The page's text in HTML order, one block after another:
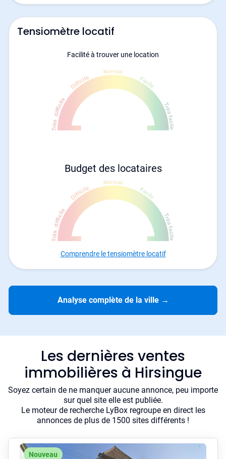
Tensiomètre locatif
Facilité à trouver une location
Budget des locataires
Comprendre le tensiomètre locatif
Analyse complète de la ville →
Les dernières ventes
immobilières à Hirsingue
Soyez certain de ne manquer aucune annonce, peu importe
sur quel site elle est publiée.
Le moteur de recherche LyBox regroupe en direct les
annonces de plus de 1500 sites différents !
Nouveau